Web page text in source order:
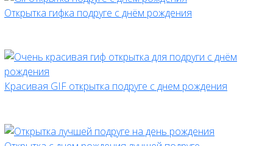
Открытка гифка подруге с днём рождения
Красивая GIF открытка подруге с днем рождения